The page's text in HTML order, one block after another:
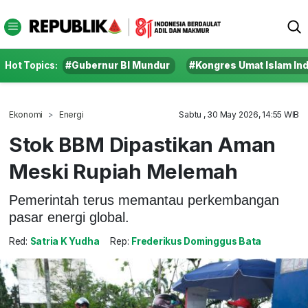
Hot Topics: #Gubernur BI Mundur #Kongres Umat Islam
Ekonomi Energi Sabtu , 30 May 2026, 14:55 WIB
Stok BBM Dipastikan Aman
Meski Rupiah Melemah
Pemerintah terus memantau perkembangan
pasar energi global.
Red: Satria K Yudha Rep: Frederikus Dominggus Bata